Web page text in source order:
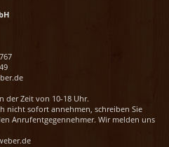
der Zeit von 10-18 Uhr.
nicht sofort annehmen, schreiben Sie
Anrufentgegennehmer. Wir melden uns